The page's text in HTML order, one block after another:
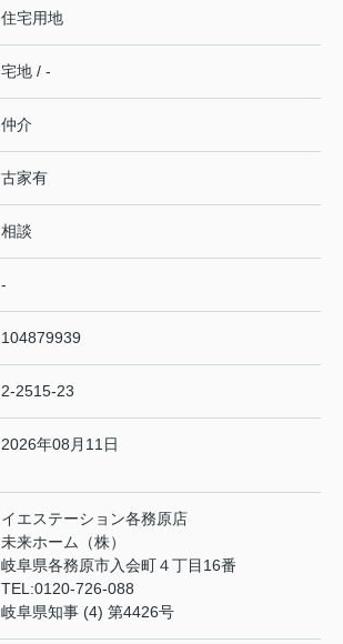
住宅用地
宅地 / -
仲介
古家有
相談
-
104879939
2-2515-23
2026年08月11日
イエステーション各務原店
未来ホーム（株）
岐阜県各務原市入会町４丁目16番
TEL:0120-726-088
岐阜県知事 (4) 第4426号